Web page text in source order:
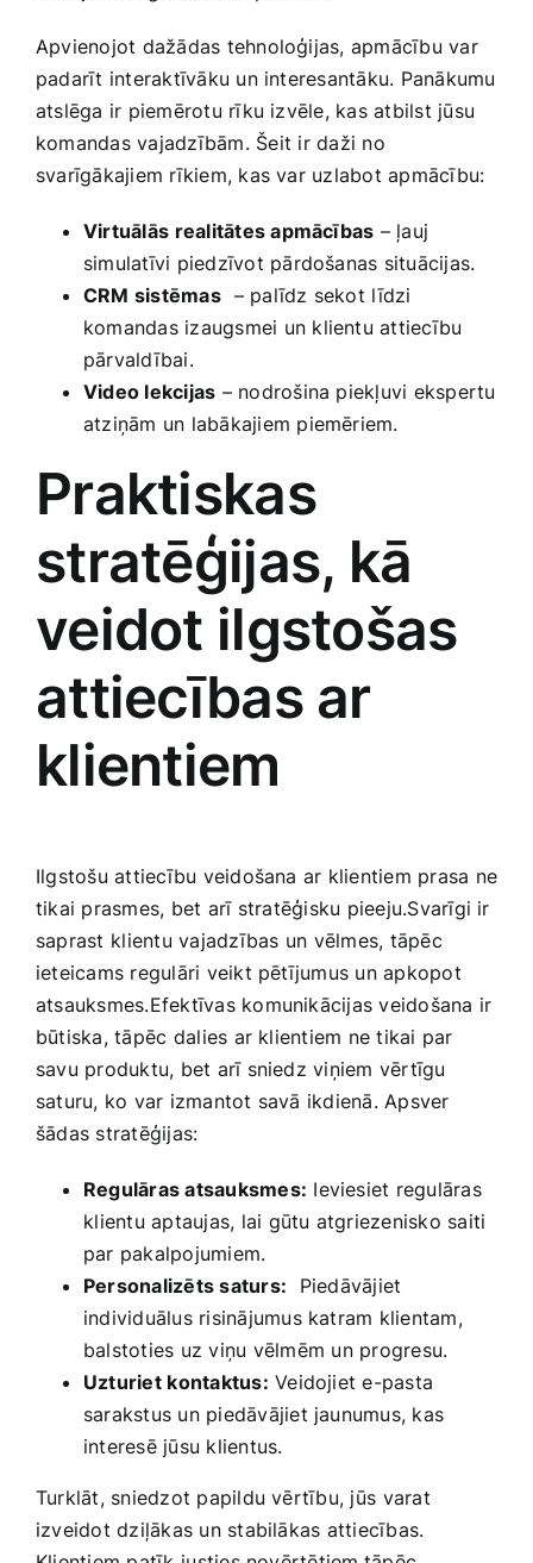
Apvienojot dažādas tehnoloģijas, apmācību var
padarīt ‍interaktīvāku un interesantāku. Panākumu
atslēga ir piemērotu rīku izvēle, kas atbilst jūsu
komandas vajadzībām. Šeit ⁣ir daži no‍
svarīgākajiem rīkiem, kas var uzlabot apmācību:
Virtuālās ⁣realitātes apmācības – ļauj
simulatīvi piedzīvot pārdošanas situācijas.
CRM sistēmas⁤ – ‍palīdz sekot⁢ līdzi
komandas izaugsmei un klientu attiecību
pārvaldībai.
Video lekcijas – nodrošina piekļuvi ekspertu
atziņām un labākajiem piemēriem.
Praktiskas
stratēģijas, kā
veidot‌ ilgstošas
attiecības ar
klientiem
Ilgstošu attiecību veidošana ar klientiem prasa ne
tikai prasmes,⁣ bet arī stratēģisku ‌pieeju.Svarīgi ir
saprast⁢ klientu vajadzības⁢ un vēlmes, tāpēc
ieteicams regulāri veikt pētījumus un apkopot
atsauksmes.Efektīvas komunikācijas veidošana ‍ir
būtiska, tāpēc⁣ dalies ar klientiem ne tikai par
savu produktu, bet arī sniedz viņiem vērtīgu
saturu, ko var izmantot savā ‌ikdienā. Apsver
šādas stratēģijas:
Regulāras atsauksmes: Ieviesiet‍ regulāras
⁢klientu aptaujas, lai ‍gūtu atgriezenisko saiti
par pakalpojumiem.
Personalizēts saturs: ⁤ Piedāvājiet
individuālus risinājumus ​katram klientam,
balstoties uz viņu vēlmēm⁤ un progresu.
Uzturiet⁢ kontaktus: Veidojiet e-pasta
sarakstus un​ piedāvājiet jaunumus, kas
interesē jūsu klientus.
Turklāt, sniedzot papildu vērtību, jūs⁢ varat
izveidot dziļākas un ‌stabilākas attiecības.